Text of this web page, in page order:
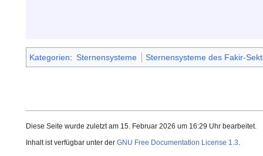
Kategorien: Sternensysteme Sternensysteme des Fakir-
Diese Seite wurde zuletzt am 15. Februar 2026 um 16:29 Uhr bearbeitet.
Inhalt ist verfügbar unter der GNU Free Documentation License 1.3